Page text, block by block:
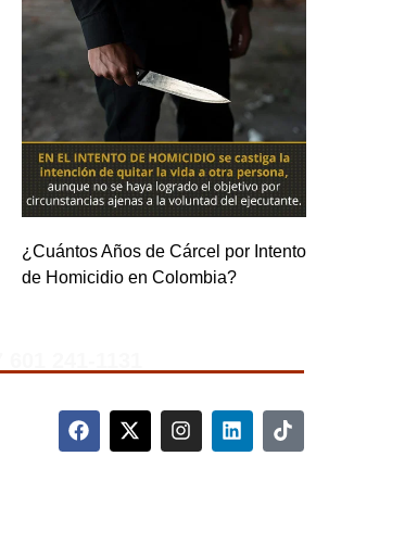
¿Cuántos Años de Cárcel por Intento
de Homicidio en Colombia?